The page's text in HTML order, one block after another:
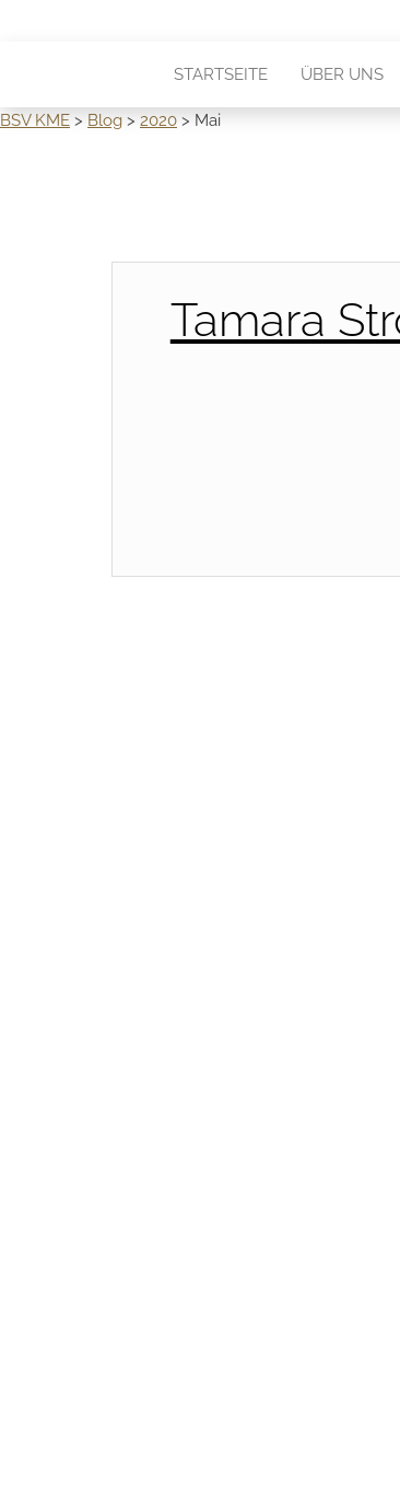
STARTSEITE ÜBER UNS
BSV KME > Blog > 2020 > Mai
Tamara